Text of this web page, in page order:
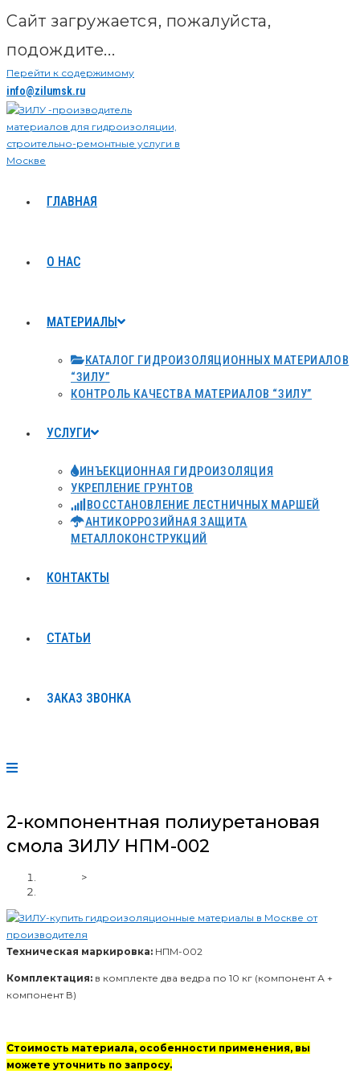
Сайт загружается, пожалуйста,
подождите...
Перейти к содержимому
info@zilumsk.ru
ГЛАВНАЯ
О НАС
МАТЕРИАЛЫ
КАТАЛОГ ГИДРОИЗОЛЯЦИОННЫХ МАТЕРИАЛОВ
“ЗИЛУ”
КОНТРОЛЬ КАЧЕСТВА МАТЕРИАЛОВ “ЗИЛУ”
УСЛУГИ
ИНЪЕКЦИОННАЯ ГИДРОИЗОЛЯЦИЯ
УКРЕПЛЕНИЕ ГРУНТОВ
ВОССТАНОВЛЕНИЕ ЛЕСТНИЧНЫХ МАРШЕЙ
АНТИКОРРОЗИЙНАЯ ЗАЩИТА
МЕТАЛЛОКОНСТРУКЦИЙ
КОНТАКТЫ
СТАТЬИ
ЗАКАЗ ЗВОНКА
2-компонентная полиуретановая
смола ЗИЛУ НПМ-002
>
Техническая маркировка: НПМ-002
Комплектация: в комплекте два ведра по 10 кг (компонент А +
компонент В)
Стоимость материала, особенности применения, вы
можете уточнить по запросу.